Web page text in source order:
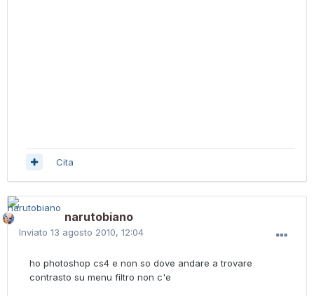
Cita
narutobiano
Inviato 13 agosto 2010, 12:04
ho photoshop cs4 e non so dove andare a trovare
contrasto su menu filtro non c'e